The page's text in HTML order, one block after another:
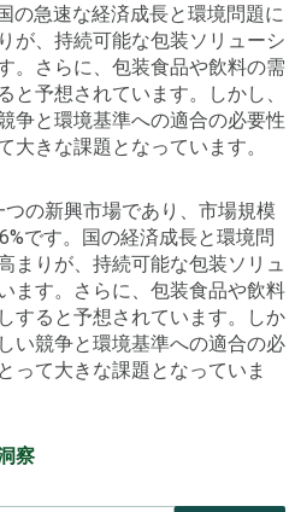
の急速な経済成長と環境問題に
が、持続可能な包装ソリューシ
。さらに、包装食品や飲料の需
と予想されています。しかし、
争と環境基準への適合の必要性
大きな課題となっています。
の新興市場であり、市場規模
です。国の経済成長と環境問
まりが、持続可能な包装ソリュ
ます。さらに、包装食品や飲料
すると予想されています。しか
い競争と環境基準への適合の必
って大きな課題となっていま
察